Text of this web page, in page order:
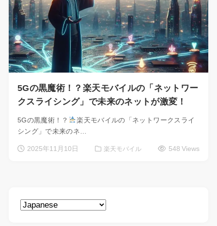
5Gの黒魔術！？楽天モバイルの「ネットワー
クスライシング」で未来のネットが激変！
5Gの黒魔術！？
楽天モバイルの「ネットワークスライ
シング」で未来のネ…
2025年11月10日 楽天モバイル 548 Views